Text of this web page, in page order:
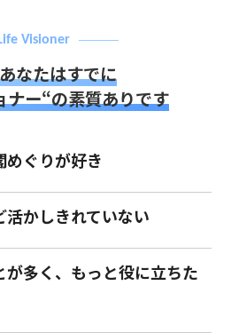
Visioner
なたはすでに
ナー“の素質ありです
めぐりが好き
活かしきれていない
が多く、もっと役に立ちた